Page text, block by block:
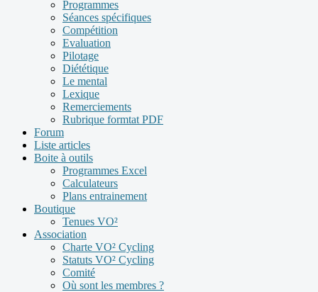
Programmes
Séances spécifiques
Compétition
Evaluation
Pilotage
Diététique
Le mental
Lexique
Remerciements
Rubrique formtat PDF
Forum
Liste articles
Boite à outils
Programmes Excel
Calculateurs
Plans entrainement
Boutique
Tenues VO²
Association
Charte VO² Cycling
Statuts VO² Cycling
Comité
Où sont les membres ?